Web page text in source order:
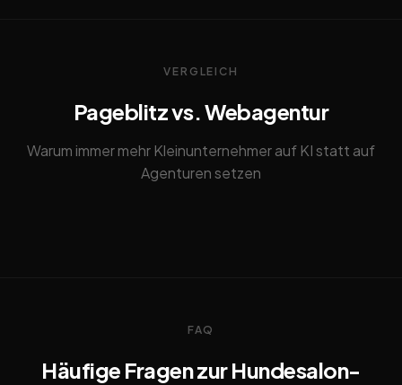
VERGLEICH
Pageblitz vs. Webagentur
Warum immer mehr Kleinunternehmer auf KI statt auf
Agenturen setzen
FAQ
Häufige Fragen zur Hundesalon-